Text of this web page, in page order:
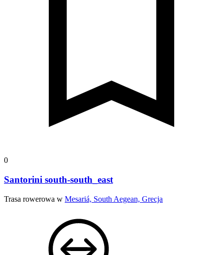
0
Santorini south-south_east
Trasa rowerowa w Mesariá, South Aegean, Grecja